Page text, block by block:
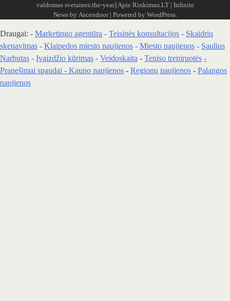
valdomas svetaines.the-year]Apie Rinkimus.LT| Infinite
News by Ascendoor| Powered by WordPress.
Draugai: - Marketingo agentūra - Teisinės konsultacijos - Skaidrių
skenavimas - Klaipedos miesto naujienos - Miesto naujienos - Saulius
Narbutas - Įvaizdžio kūrimas - Veidoskaita - Teniso treniruotės -
Pranešimai spaudai - Kauno naujienos - Regionų naujienos - Palangos
naujienos